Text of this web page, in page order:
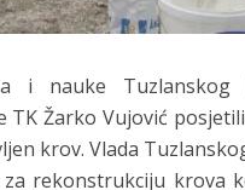
i nauke
TK Žarko Vujović
krov. Vlada
za rekonstrukciju krova